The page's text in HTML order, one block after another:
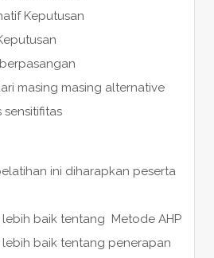
Keputusan
masing masing alternative
sensitifitas
ini diharapkan peserta
lebih baik tentang Metode AHP
lebih baik tentang penerapan